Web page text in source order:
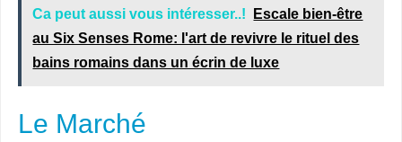
Ca peut aussi vous intéresser..!
Escale bien-être
au Six Senses Rome: l'art de revivre le rituel des
bains romains dans un écrin de luxe
Le Marché